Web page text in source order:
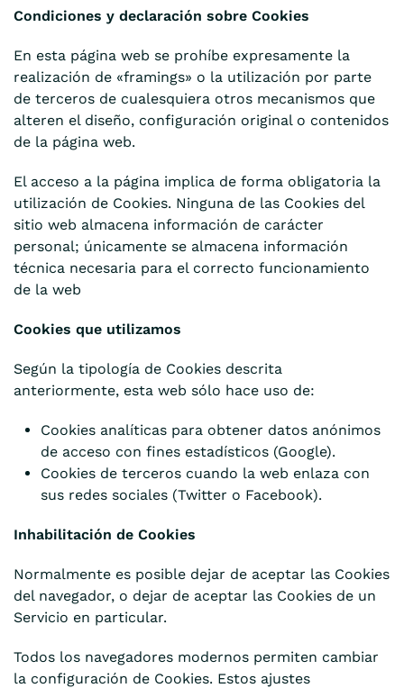
Condiciones y declaración sobre Cookies
En esta página web se prohíbe expresamente la
realización de «framings» o la utilización por parte
de terceros de cualesquiera otros mecanismos que
alteren el diseño, configuración original o contenidos
de la página web.
El acceso a la página implica de forma obligatoria la
utilización de Cookies. Ninguna de las Cookies del
sitio web almacena información de carácter
personal; únicamente se almacena información
técnica necesaria para el correcto funcionamiento
de la web
Cookies que utilizamos
Según la tipología de Cookies descrita
anteriormente, esta web sólo hace uso de:
Cookies analíticas para obtener datos anónimos
de acceso con fines estadísticos (Google).
Cookies de terceros cuando la web enlaza con
sus redes sociales (Twitter o Facebook).
Inhabilitación de Cookies
Normalmente es posible dejar de aceptar las Cookies
del navegador, o dejar de aceptar las Cookies de un
Servicio en particular.
Todos los navegadores modernos permiten cambiar
la configuración de Cookies. Estos ajustes